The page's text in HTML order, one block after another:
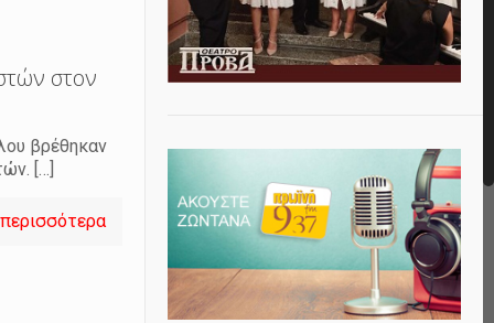
στον
βρέθηκαν
[…]